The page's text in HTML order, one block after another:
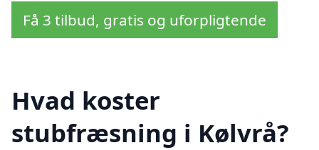
Få 3 tilbud, gratis og uforpligtende
Hvad koster
stubfræsning i Kølvrå?